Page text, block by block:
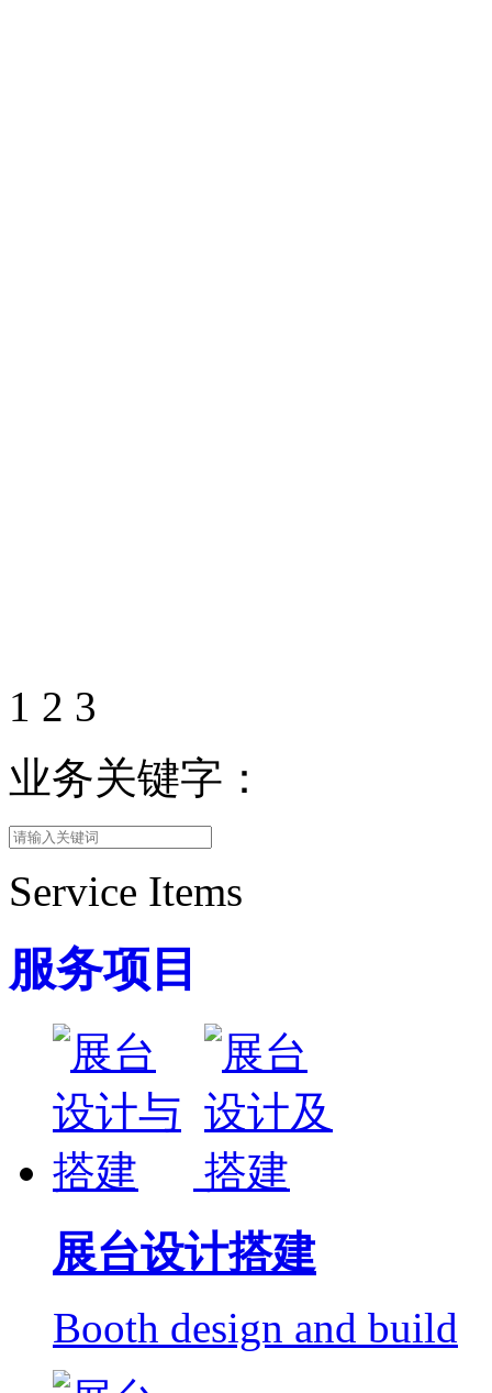
1 2 3
业务关键字：
Service Items
服务项目
展台设计搭建
Booth design and build